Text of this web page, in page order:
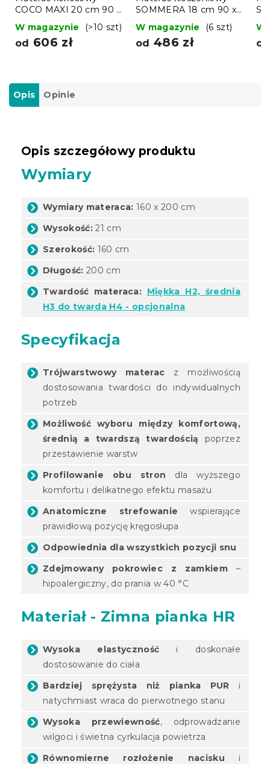
COCO MAXI 20 cm 90 x
W magazynie (>10 szt)
od 606 zł
SOMMERA 18 cm 90 x
W magazynie (6 szt)
od 486 zł
W
od
Opis Opinie
Opis szczegółowy produktu
Wymiary
Wymiary materaca: 160 x 200 cm
Wysokość: 21 cm
Szerokość: 160 cm
Długość: 200 cm
Twardość materaca: Miękka H2, średnia
H3 do twarda H4 - opcjonalna
Specyfikacja
Trójwarstwowy materac z możliwością
dostosowania twardości do indywidualnych
potrzeb
Możliwość wyboru między komfortową,
średnią a twardszą twardością poprzez
przestawienie warstw
Profilowanie obu stron dla wyższego
komfortu i delikatnego efektu masażu
Anatomiczne strefowanie wspierające
prawidłową pozycję kręgosłupa
Odpowiednia dla wszystkich pozycji snu
Zdejmowany pokrowiec z zamkiem –
hipoalergiczny, do prania w 40 °C
Materiał - Zimna pianka HR
Wysoka elastyczność i doskonałe
dostosowanie do ciała
Bardziej sprężysta niż pianka PUR i
natychmiast wraca do pierwotnego stanu
Wysoka przewiewność, odprowadzanie
wilgoci i świetna cyrkulacja powietrza
Równomierne rozłożenie nacisku i